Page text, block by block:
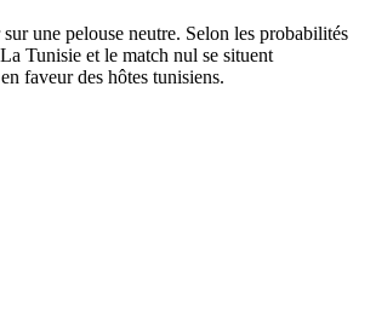
une pelouse neutre. Selon les probabilités
Tunisie et le match nul se situent
faveur des hôtes tunisiens.